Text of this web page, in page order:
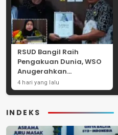
RSUD Bangil Raih
Pengakuan Dunia, WSO
Anugerahkan
Penghargaan
Internasional untuk
4 hari yang lalu
INDEKS